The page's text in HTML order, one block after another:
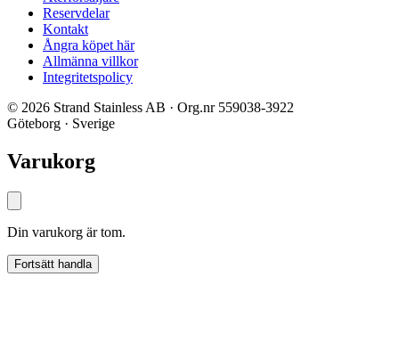
Reservdelar
Kontakt
Ångra köpet här
Allmänna villkor
Integritetspolicy
© 2026 Strand Stainless AB · Org.nr 559038-3922
Göteborg · Sverige
Varukorg
Din varukorg är tom.
Fortsätt handla